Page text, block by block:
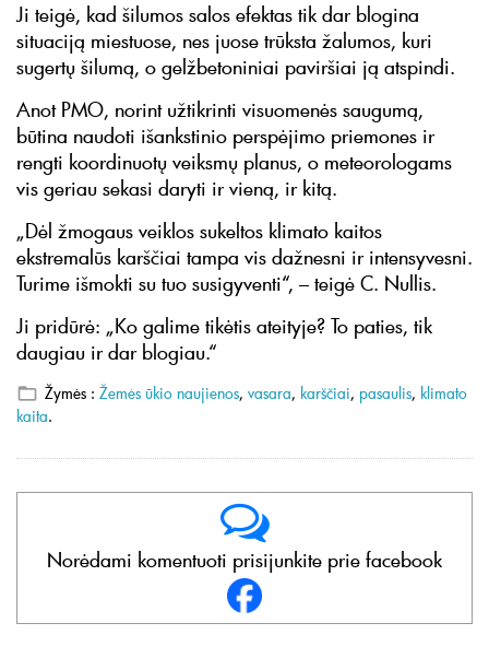
Ji teigė, kad šilumos salos efektas tik dar blogina
situaciją miestuose, nes juose trūksta žalumos, kuri
sugertų šilumą, o gelžbetoniniai paviršiai ją atspindi.
Anot PMO, norint užtikrinti visuomenės saugumą,
būtina naudoti išankstinio perspėjimo priemones ir
rengti koordinuotų veiksmų planus, o meteorologams
vis geriau sekasi daryti ir vieną, ir kitą.
„Dėl žmogaus veiklos sukeltos klimato kaitos
ekstremalūs karščiai tampa vis dažnesni ir intensyvesni.
Turime išmokti su tuo susigyventi“, – teigė C. Nullis.
Ji pridūrė: „Ko galime tikėtis ateityje? To paties, tik
daugiau ir dar blogiau.“
Žymės : Žemės ūkio naujienos, vasara, karščiai, pasaulis, klimato
kaita.
Norėdami komentuoti prisijunkite prie facebook